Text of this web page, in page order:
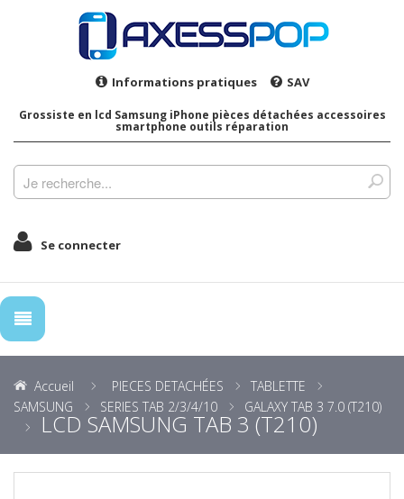
Informations pratiques SAV
Grossiste en lcd Samsung iPhone pièces détachées accessoires
smartphone outils réparation
Se connecter
Accueil PIECES DETACHÉES
TABLETTE
SAMSUNG
SERIES TAB 2/3/4/10 GALAXY TAB 3 7.0 (T210)
LCD SAMSUNG TAB 3 (T210)